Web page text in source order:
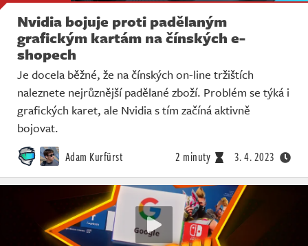
Nvidia bojuje proti padělaným
grafickým kartám na čínských e-
shopech
Je docela běžné, že na čínských on-line tržištích
naleznete nejrůznější padělané zboží. Problém se týká i
grafických karet, ale Nvidia s tím začíná aktivně
bojovat.
Adam Kurfürst 2 minuty 3. 4. 2023